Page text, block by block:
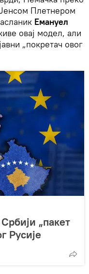
Плетнером
Емануел
овај модел, али
„покретач овог
„пакет
Русије